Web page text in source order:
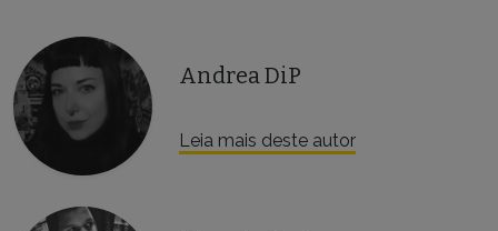
Andrea DiP
Leia mais deste autor